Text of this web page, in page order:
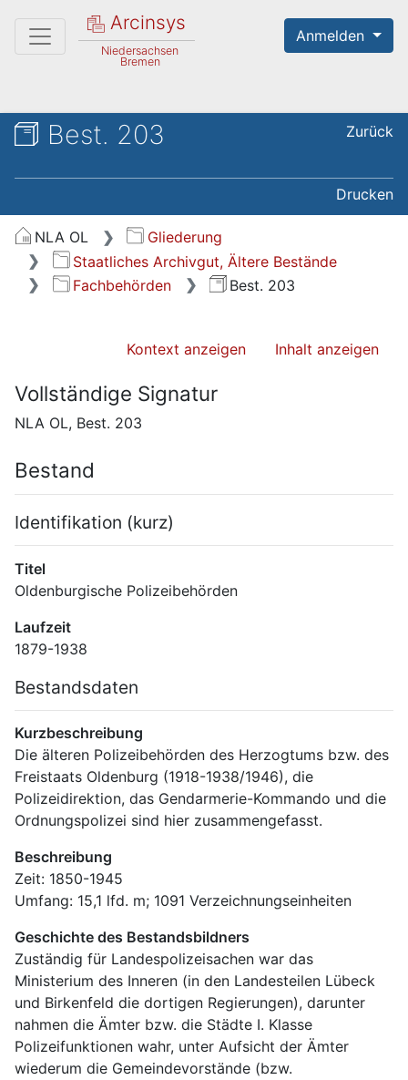
Arcinsys
Niedersachsen
Bremen
Anmelden
Best. 203 Zurück
Drucken
NLA OL
Gliederung
Staatliches Archivgut, Ältere Bestände
Fachbehörden
Best. 203
Kontext anzeigen Inhalt anzeigen
Vollständige Signatur
NLA OL, Best. 203
Bestand
Identifikation (kurz)
Titel
Oldenburgische Polizeibehörden
Laufzeit
1879-1938
Bestandsdaten
Kurzbeschreibung
Die älteren Polizeibehörden des Herzogtums bzw. des
Freistaats Oldenburg (1918-1938/1946), die
Polizeidirektion, das Gendarmerie-Kommando und die
Ordnungspolizei sind hier zusammengefasst.
Beschreibung
Zeit: 1850-1945
Umfang: 15,1 lfd. m; 1091 Verzeichnungseinheiten
Geschichte des Bestandsbildners
Zuständig für Landespolizeisachen war das
Ministerium des Inneren (in den Landesteilen Lübeck
und Birkenfeld die dortigen Regierungen), darunter
nahmen die Ämter bzw. die Städte I. Klasse
Polizeifunktionen wahr, unter Aufsicht der Ämter
wiederum die Gemeindevorstände (bzw.